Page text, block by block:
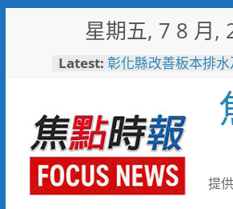
星期五, 7 8 月,
Latest: 敲敲門讓愛傳進門
彰化縣改善板本排
梁 解決大村、秀
小米之家進駐高雄
場 父親節開幕祭三
少子化時代的地方解
未婚聯誼6年促成10
彰化縣長參選人魏
提